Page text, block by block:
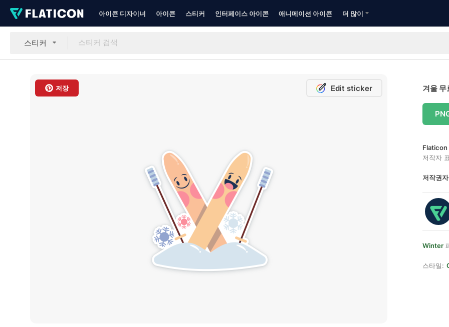
아이콘 디자이너 아이콘 스티커 인터페이스 아이콘 애니메이션 아이콘 더 많이
스티커
저장 Edit sticker 겨울 무
Flaticon
저작자
저작권
Winter
스타일: